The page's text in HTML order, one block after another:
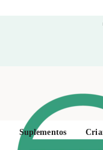
Suplementos